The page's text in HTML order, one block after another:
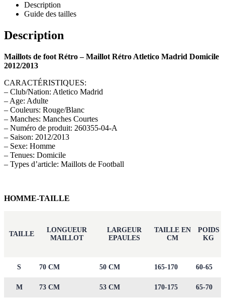
Description
Guide des tailles
Description
Maillots de foot Rétro – Maillot Rétro Atletico Madrid Domicile
2012/2013
CARACTÉRISTIQUES:
– Club/Nation: Atletico Madrid
– Age: Adulte
– Couleurs: Rouge/Blanc
– Manches: Manches Courtes
– Numéro de produit: 260355-04-A
– Saison: 2012/2013
– Sexe: Homme
– Tenues: Domicile
– Types d’article: Maillots de Football
HOMME-TAILLE
TAILLE
LONGUEUR
MAILLOT
LARGEUR
EPAULES
TAILLE EN
CM
POIDS
KG
S 70 CM 50 CM 165-170 60-65
M 73 CM 53 CM 170-175 65-70